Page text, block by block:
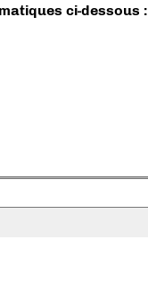
ci-dessous :